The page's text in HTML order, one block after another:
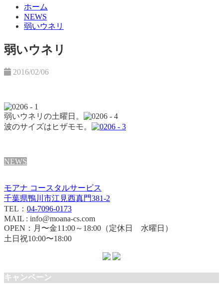
ホーム
NEWS
弱いウネリ
弱いウネリ
2016/02/06
弱いウネリの土曜日。
波のサイズはヒザモモ。
NEWS
モアナ コースタルサービス
千葉県鴨川市江見西真門381-2
TEL： 04-7096-0173
MAIL : info@moana-cs.com
OPEN：月〜金11:00～18:00（定休日 水曜日）
土日祝10:00〜18:00
キャンペーン